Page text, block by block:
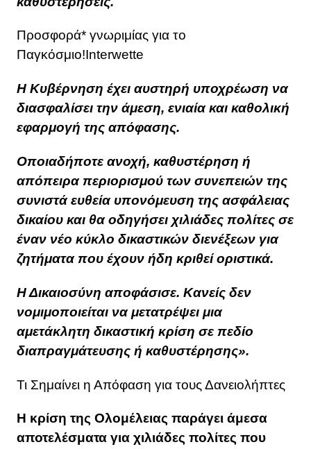
Προσφορά* γνωριμίας για το
Παγκόσμιο!Interwette
Η Κυβέρνηση έχει αυστηρή υποχρέωση να
διασφαλίσει την άμεση, ενιαία και καθολική
εφαρμογή της απόφασης.
Οποιαδήποτε ανοχή, καθυστέρηση ή
απόπειρα περιορισμού των συνεπειών της
συνιστά ευθεία υπονόμευση της ασφάλειας
δικαίου και θα οδηγήσει χιλιάδες πολίτες σε
έναν νέο κύκλο δικαστικών διενέξεων για
ζητήματα που έχουν ήδη κριθεί οριστικά.
Η Δικαιοσύνη αποφάσισε. Κανείς δεν
νομιμοποιείται να μετατρέψει μια
αμετάκλητη δικαστική κρίση σε πεδίο
διαπραγμάτευσης ή καθυστέρησης».
Τι Σημαίνει η Απόφαση για τους Δανειολήπτες
Η κρίση της Ολομέλειας παράγει άμεσα
αποτελέσματα για χιλιάδες πολίτες που